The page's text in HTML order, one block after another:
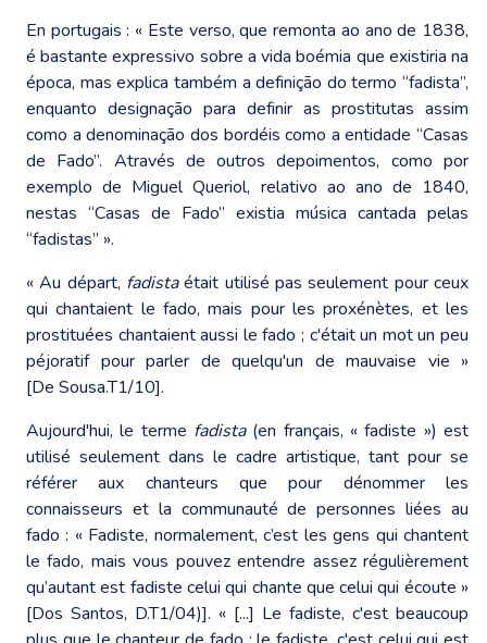
En portugais : « Este verso, que remonta ao ano de 1838,
é bastante expressivo sobre a vida boémia que existiria na
época, mas explica também a definição do termo “fadista”,
enquanto designação para definir as prostitutas assim
como a denominação dos bordéis como a entidade “Casas
de Fado”. Através de outros depoimentos, como por
exemplo de Miguel Queriol, relativo ao ano de 1840,
nestas “Casas de Fado” existia música cantada pelas
“fadistas” ».
« Au départ, fadistaétait utilisé pas seulement pour ceux
qui chantaient le fado, mais pour les proxénètes, et les
prostituées chantaient aussi le fado ; c'était un mot un peu
péjoratif pour parler de quelqu'un de mauvaise vie »
[De Sousa.T1/10].
Aujourd'hui, le terme fadista(en français, « fadiste ») est
utilisé seulement dans le cadre artistique, tant pour se
référer aux chanteurs que pour dénommer les
connaisseurs et la communauté de personnes liées au
fado : « Fadiste, normalement, c’est les gens qui chantent
le fado, mais vous pouvez entendre assez régulièrement
qu’autant est fadiste celui qui chante que celui qui écoute »
[Dos Santos, D.T1/04)]. « [...] Le fadiste, c'est beaucoup